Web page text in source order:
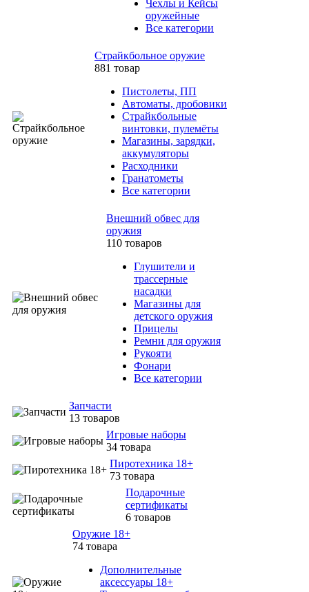
Чехлы и Кейсы
оружейные
Все категории
Страйкбольное оружие
881 товар
Пистолеты, ПП
Автоматы, дробовики
Страйкбольные
винтовки, пулемёты
Магазины, зарядки,
аккумуляторы
Расходники
Гранатометы
Все категории
Внешний обвес для
оружия
110 товаров
Глушители и
трассерные
насадки
Магазины для
детского оружия
Прицелы
Ремни для оружия
Рукояти
Фонари
Все категории
Запчасти
13 товаров
Игровые наборы
34 товара
Пиротехника 18+
73 товара
Подарочные
сертификаты
6 товаров
Оружие 18+
74 товара
Дополнительные
аксессуары 18+